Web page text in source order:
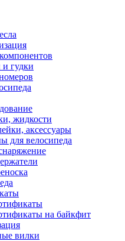
и гудки
жидкости
аксессуары
для велосипеда
на байкфит
вилки